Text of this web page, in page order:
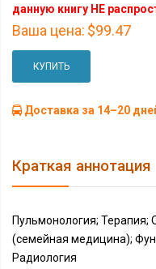
данную книгу НЕ
Ваша цена: $99.47
КУПИТЬ
Доставка за 14–20
Краткая аннотация
Пульмонология; Терапия;
(семейная медицина);
Радиология